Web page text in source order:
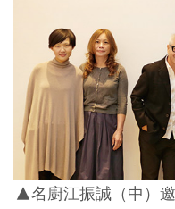
▲名廚江振誠（中）